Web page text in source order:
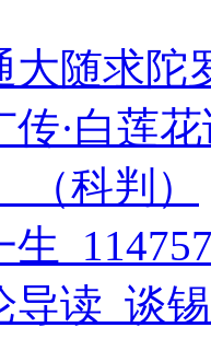
大随求陀
·白莲
（科判）
导读_谈